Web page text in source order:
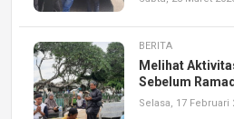
BERITA
Melihat
Sebelum
Selasa, 17 Februari